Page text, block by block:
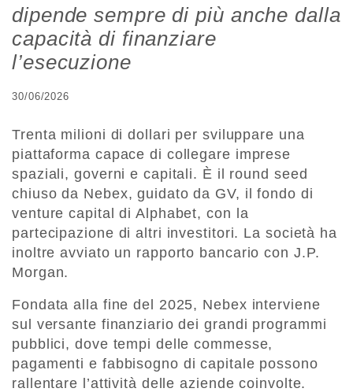
dipende sempre di più anche dalla
capacità di finanziare
l’esecuzione
30/06/2026
Trenta milioni di dollari per sviluppare una
piattaforma capace di collegare imprese
spaziali, governi e capitali. È il round seed
chiuso da Nebex, guidato da GV, il fondo di
venture capital di Alphabet, con la
partecipazione di altri investitori. La società ha
inoltre avviato un rapporto bancario con J.P.
Morgan.
Fondata alla fine del 2025, Nebex interviene
sul versante finanziario dei grandi programmi
pubblici, dove tempi delle commesse,
pagamenti e fabbisogno di capitale possono
rallentare l’attività delle aziende coinvolte.